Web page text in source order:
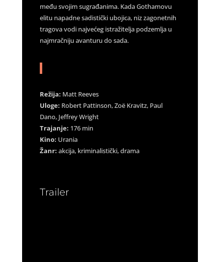
među svojim sugrađanima. Kada Gothamovu
elitu napadne sadistički ubojica, niz zagonetnih
tragova vodi najvećeg istražitelja podzemlja u
najmračniju avanturu do sada.
Režija: Matt Reeves
Uloge: Robert Pattinson, Zoë Kravitz, Paul
Dano, Jeffrey Wright
Trajanje: 176 min
Kino: Urania
Žanr: akcija, kriminalistički, drama
Trailer